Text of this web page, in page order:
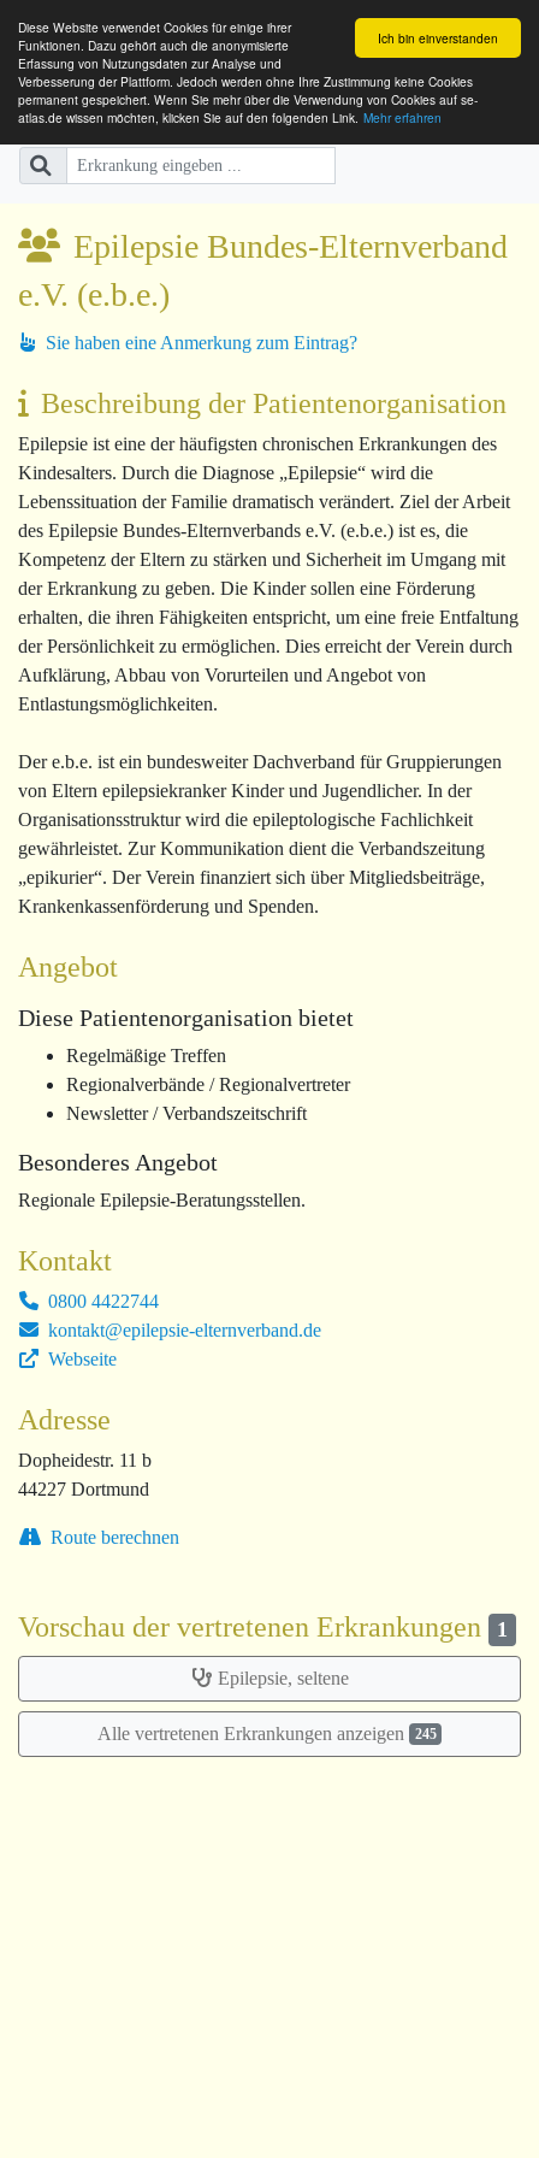
Ich bin einverstanden
Diese Website verwendet Cookies für einige ihrer
Funktionen. Dazu gehört auch die anonymisierte
Erfassung von Nutzungsdaten zur Analyse und
Verbesserung der Plattform. Jedoch werden ohne Ihre Zustimmung keine Cookies
permanent gespeichert. Wenn Sie mehr über die Verwendung von Cookies auf se-
atlas.de wissen möchten, klicken Sie auf den folgenden Link. Mehr erfahren
SE-ATLAS
Versorgungsatlas für Menschen
Epilepsie Bundes-Elternverband
e.V. (e.b.e.)
Sie haben eine Anmerkung zum Eintrag?
Beschreibung der Patientenorganisation
Epilepsie ist eine der häufigsten chronischen Erkrankungen des
Kindesalters. Durch die Diagnose „Epilepsie“ wird die
Lebenssituation der Familie dramatisch verändert. Ziel der Arbeit
des Epilepsie Bundes-Elternverbands e.V. (e.b.e.) ist es, die
Kompetenz der Eltern zu stärken und Sicherheit im Umgang mit
der Erkrankung zu geben. Die Kinder sollen eine Förderung
erhalten, die ihren Fähigkeiten entspricht, um eine freie Entfaltung
der Persönlichkeit zu ermöglichen. Dies erreicht der Verein durch
Aufklärung, Abbau von Vorurteilen und Angebot von
Entlastungsmöglichkeiten.
Der e.b.e. ist ein bundesweiter Dachverband für Gruppierungen
von Eltern epilepsiekranker Kinder und Jugendlicher. In der
Organisationsstruktur wird die epileptologische Fachlichkeit
gewährleistet. Zur Kommunikation dient die Verbandszeitung
„epikurier“. Der Verein finanziert sich über Mitgliedsbeiträge,
Krankenkassenförderung und Spenden.
Angebot
Diese Patientenorganisation bietet
Regelmäßige Treffen
Regionalverbände / Regionalvertreter
Newsletter / Verbandszeitschrift
Besonderes Angebot
Regionale Epilepsie-Beratungsstellen.
Kontakt
0800 4422744
kontakt@epilepsie-elternverband.de
Webseite
Adresse
Dopheidestr. 11 b
44227 Dortmund
Route berechnen
Vorschau der vertretenen Erkrankungen 1
Epilepsie, seltene
Alle vertretenen Erkrankungen anzeigen 245